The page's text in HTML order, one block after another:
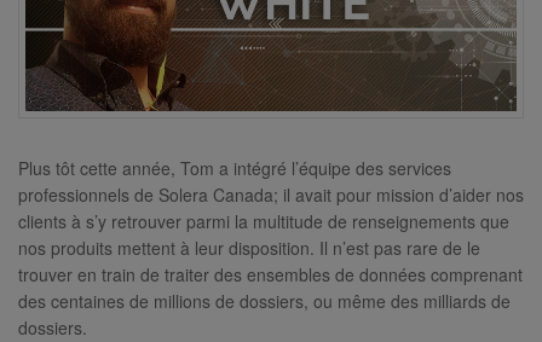
Plus tôt cette année, Tom a intégré l’équipe des services
professionnels de Solera Canada; il avait pour mission d’aider nos
clients à s’y retrouver parmi la multitude de renseignements que
nos produits mettent à leur disposition. Il n’est pas rare de le
trouver en train de traiter des ensembles de données comprenant
des centaines de millions de dossiers, ou même des milliards de
dossiers.